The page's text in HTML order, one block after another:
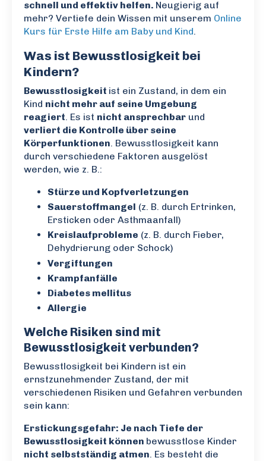
schnell und effektiv helfen. Neugierig auf
mehr? Vertiefe dein Wissen mit unserem Online
Kurs für Erste Hilfe am Baby und Kind.
Was ist Bewusstlosigkeit bei
Kindern?
Bewusstlosigkeit ist ein Zustand, in dem ein
Kind nicht mehr auf seine Umgebung
reagiert. Es ist nicht ansprechbar und
verliert die Kontrolle über seine
Körperfunktionen. Bewusstlosigkeit kann
durch verschiedene Faktoren ausgelöst
werden, wie z. B.:
Stürze und Kopfverletzungen
Sauerstoffmangel (z. B. durch Ertrinken,
Ersticken oder Asthmaanfall)
Kreislaufprobleme (z. B. durch Fieber,
Dehydrierung oder Schock)
Vergiftungen
Krampfanfälle
Diabetes mellitus
Allergie
Welche Risiken sind mit
Bewusstlosigkeit verbunden?
Bewusstlosigkeit bei Kindern ist ein
ernstzunehmender Zustand, der mit
verschiedenen Risiken und Gefahren verbunden
sein kann:
Erstickungsgefahr: Je nach Tiefe der
Bewusstlosigkeit können bewusstlose Kinder
nicht selbstständig atmen. Es besteht die